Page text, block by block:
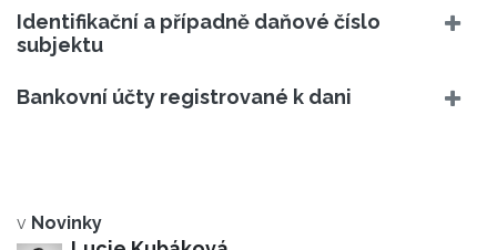
Identifikační a případně daňové číslo
subjektu
Bankovní účty registrované k dani
v Novinky